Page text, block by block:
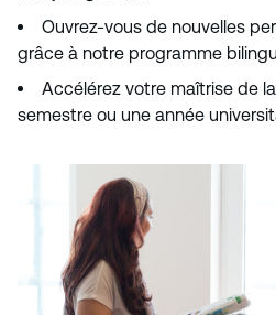
Ouvrez-vous de nouvelles
grâce à notre programme
Accélérez votre maîtrise de
semestre ou une année